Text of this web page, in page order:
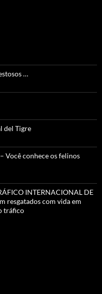
…
del Tigre
Você conhece os felinos
INTERNACIONAL DE
resgatados com vida em
tráfico